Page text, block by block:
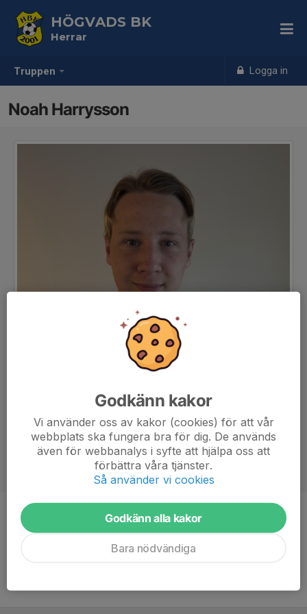
Truppen Logga in
HÖGVADS BK
Herrar
Noah Harrysson
Position
Back
Godkänn kakor
Vi använder oss av kakor (cookies) för att vår
webbplats ska fungera bra för dig. De används
även för webbanalys i syfte att hjälpa oss att
förbättra våra tjänster.
Så använder vi cookies
Godkänn alla kakor
Bara nödvändiga